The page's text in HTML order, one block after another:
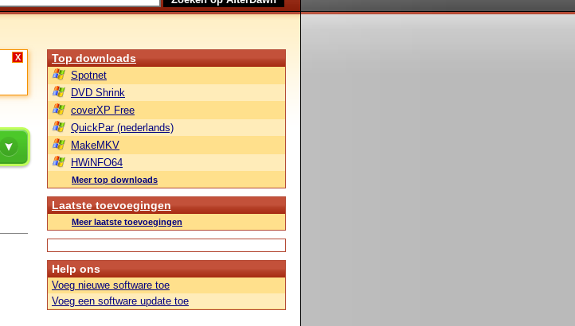
X Top downloads
Spotnet
DVD Shrink
coverXP Free
QuickPar (nederlands)
MakeMKV
HWiNFO64
Meer top downloads
Laatste toevoegingen
Meer laatste toevoegingen
Help ons
Voeg nieuwe software toe
Voeg een software update toe